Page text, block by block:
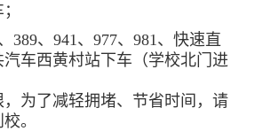
389、941、977、981、快速直
车西黄村站下车（学校北门进
为了减轻拥堵、节省时间，请
。